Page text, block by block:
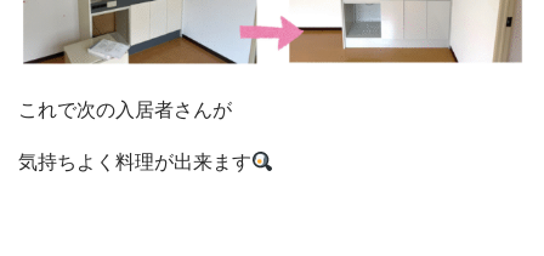
これで次の入居者さんが
気持ちよく料理が出来ます